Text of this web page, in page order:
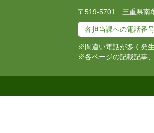
〒519-5701 三重県南
各担当課への電話番号
※間違い電話が多く発
※各ページの記載記事